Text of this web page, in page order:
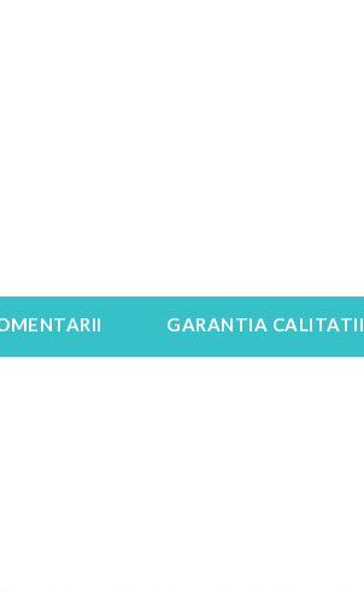
GARANTIA CALITATII